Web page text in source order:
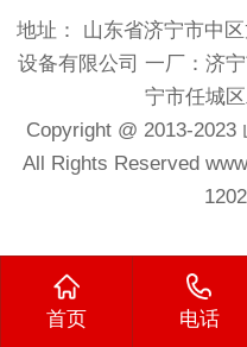
地址： 山东省济宁市中
设备有限公司 一厂：济
宁市任城
Copyright @ 2013-2023
All Rights Reserved
首页 电话